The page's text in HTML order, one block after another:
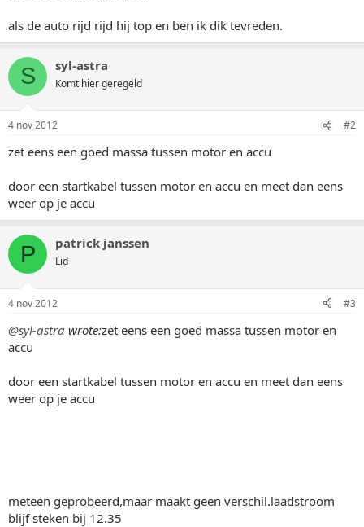
als de auto rijd rijd hij top en ben ik dik tevreden.
S syl-astra
Komt hier geregeld
4 nov 2012 #2
zet eens een goed massa tussen motor en accu
door een startkabel tussen motor en accu en meet dan eens
weer op je accu
P patrick janssen
Lid
4 nov 2012 #3
@syl-astra wrote:zet eens een goed massa tussen motor en
accu
door een startkabel tussen motor en accu en meet dan eens
weer op je accu
meteen geprobeerd,maar maakt geen verschil.laadstroom
blijf steken bij 12.35